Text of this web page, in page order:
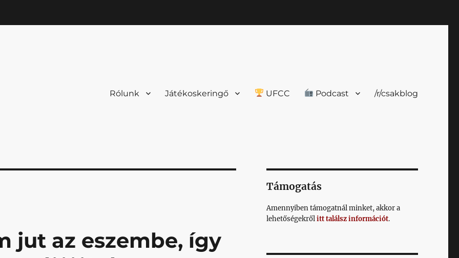
Rólunk Játékoskeringő UFCC Podcast /r/csakblog
jut az eszembe, így
Támogatás
Amennyiben támogatnál minket, akkor a
lehetőségekrőlitt találsz információt.